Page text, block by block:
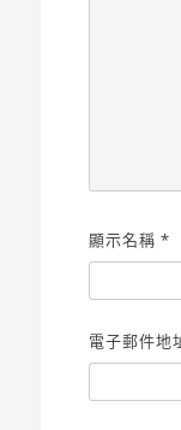
顯示名稱*
電子郵件地